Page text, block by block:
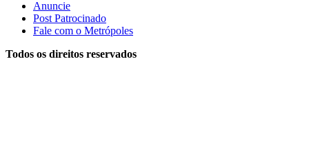
Anuncie
Post Patrocinado
Fale com o Metrópoles
Todos os direitos reservados